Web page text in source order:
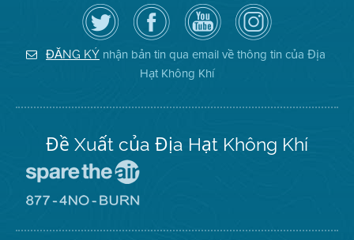
Hãy
theo
dõi
Địa
Hạt
Không
Truy
cập
Trang
Facebook
của
Địa
Hạt
Kênh
YouTube
của
Địa
Hạt
Không
Khí
Air
District
on
Instagram
ĐĂNG KÝ nhận bản tin qua email về thông tin của Địa
Hạt Không Khí
Đề Xuất của Địa Hạt Không Khí
The
Mạng